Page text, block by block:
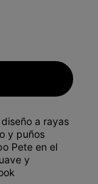
diseño a rayas
y puños
Pete en el
y